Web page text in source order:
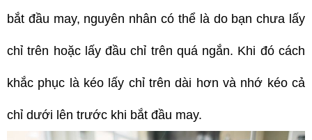
bắt đầu may, nguyên nhân có thể là do bạn chưa lấy
chỉ trên hoặc lấy đầu chỉ trên quá ngắn. Khi đó cách
khắc phục là kéo lấy chỉ trên dài hơn và nhớ kéo cả
chỉ dưới lên trước khi bắt đầu may.